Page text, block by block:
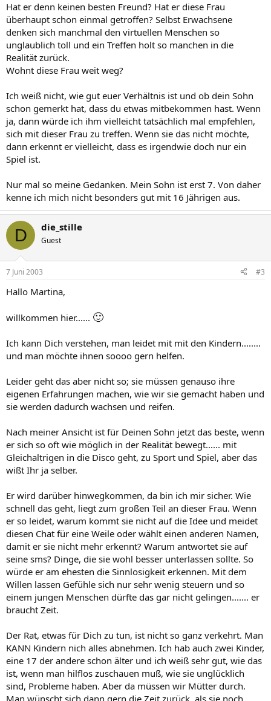
Hat er denn keinen besten Freund? Hat er diese Frau
überhaupt schon einmal getroffen? Selbst Erwachsene
denken sich manchmal den virtuellen Menschen so
unglaublich toll und ein Treffen holt so manchen in die
Realität zurück.
Wohnt diese Frau weit weg?
Ich weiß nicht, wie gut euer Verhältnis ist und ob dein Sohn
schon gemerkt hat, dass du etwas mitbekommen hast. Wenn
ja, dann würde ich ihm vielleicht tatsächlich mal empfehlen,
sich mit dieser Frau zu treffen. Wenn sie das nicht möchte,
dann erkennt er vielleicht, dass es irgendwie doch nur ein
Spiel ist.
Nur mal so meine Gedanken. Mein Sohn ist erst 7. Von daher
kenne ich mich nicht besonders gut mit 16 Jährigen aus.
D die_stille
Guest
7 Juni 2003 #3
Hallo Martina,
willkommen hier...... 🙂
Ich kann Dich verstehen, man leidet mit mit den Kindern........
und man möchte ihnen soooo gern helfen.
Leider geht das aber nicht so; sie müssen genauso ihre
eigenen Erfahrungen machen, wie wir sie gemacht haben und
sie werden dadurch wachsen und reifen.
Nach meiner Ansicht ist für Deinen Sohn jetzt das beste, wenn
er sich so oft wie möglich in der Realität bewegt...... mit
Gleichaltrigen in die Disco geht, zu Sport und Spiel, aber das
wißt Ihr ja selber.
Er wird darüber hinwegkommen, da bin ich mir sicher. Wie
schnell das geht, liegt zum großen Teil an dieser Frau. Wenn
er so leidet, warum kommt sie nicht auf die Idee und meidet
diesen Chat für eine Weile oder wählt einen anderen Namen,
damit er sie nicht mehr erkennt? Warum antwortet sie auf
seine sms? Dinge, die sie wohl besser unterlassen sollte. So
würde er am ehesten die Sinnlosigkeit erkennen. Mit dem
Willen lassen Gefühle sich nur sehr wenig steuern und so
einem jungen Menschen dürfte das gar nicht gelingen....... er
braucht Zeit.
Der Rat, etwas für Dich zu tun, ist nicht so ganz verkehrt. Man
KANN Kindern nich alles abnehmen. Ich hab auch zwei Kinder,
eine 17 der andere schon älter und ich weiß sehr gut, wie das
ist, wenn man hilflos zuschauen muß, wie sie unglücklich
sind, Probleme haben. Aber da müssen wir Mütter durch.
Man wünscht sich dann gern die Zeit zurück, als sie noch